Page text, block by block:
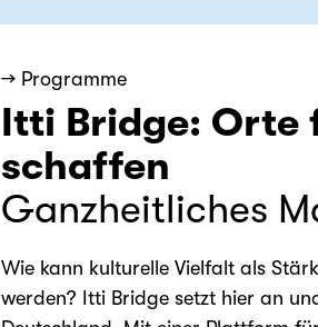
→ Programme
Itti Bridge: Orte
schaffen
Ganzheitliches
Wie kann kulturelle Vielfalt als
werden? Itti Bridge setzt hier an